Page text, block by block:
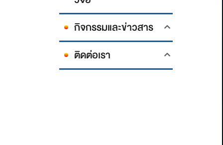
กิจกรรมและข่าวสาร
ติดต่อเรา